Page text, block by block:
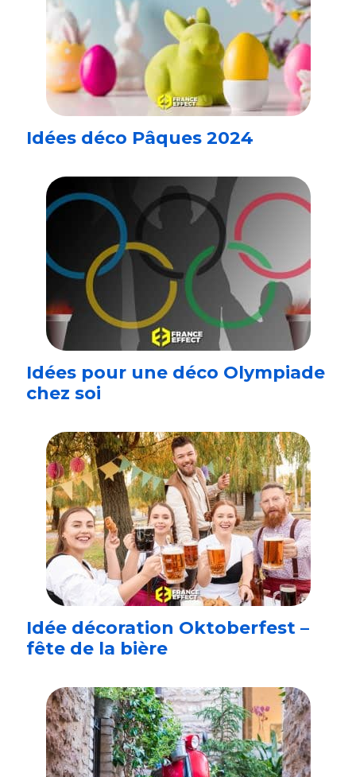
Idées déco Pâques 2024
Idées pour une déco Olympiade
chez soi
Idée décoration Oktoberfest –
fête de la bière